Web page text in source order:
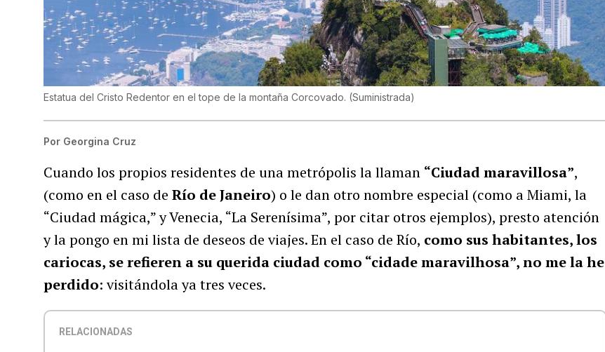
Estatua del Cristo Redentor en el tope de la montaña Corcovado. (Suministrada)
Por Georgina Cruz
Cuando los propios residentes de una metrópolis la llaman “Ciudad maravillosa”,
(como en el caso deRío de Janeiro) o le dan otro nombre especial (como a Miami, la
“Ciudad mágica,” y Venecia, “La Serenísima”, por citar otros ejemplos), presto atención
y la pongo en mi lista de deseos de viajes. En el caso de Río, como sus habitantes, los
cariocas, se refieren a su querida ciudad como “cidade maravilhosa”, no me la he
perdido: visitándola ya tres veces.
RELACIONADAS